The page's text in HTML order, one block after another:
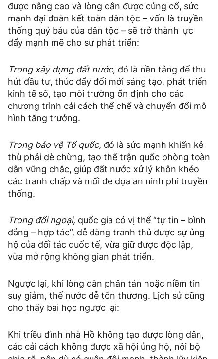
được nâng cao và lòng dân được củng cố, sức
mạnh đại đoàn kết toàn dân tộc – vốn là truyền
thống quý báu của dân tộc – sẽ trở thành lực
đẩy mạnh mẽ cho sự phát triển:
Trong xây dựng đất nước, đó là nền tảng để thu
hút đầu tư, thúc đẩy đổi mới sáng tạo, phát triển
kinh tế số, tạo môi trường ổn định cho các
chương trình cải cách thể chế và chuyển đổi mô
hình tăng trưởng.
Trong bảo vệ Tổ quốc, đó là sức mạnh khiến kẻ
thù phải dè chừng, tạo thế trận quốc phòng toàn
dân vững chắc, giúp đất nước xử lý khôn khéo
các tranh chấp và mối đe dọa an ninh phi truyền
thống.
Trong đối ngoại, quốc gia có vị thế “tự tin – bình
đẳng – hợp tác”, dễ dàng tranh thủ được sự ủng
hộ của đối tác quốc tế, vừa giữ được độc lập,
vừa mở rộng không gian phát triển.
Ngược lại, khi lòng dân phân tán hoặc niềm tin
suy giảm, thế nước dễ tổn thương. Lịch sử cũng
cho thấy bài học ngược lại:
Khi triều đình nhà Hồ không tạo được lòng dân,
các cải cách không được xã hội ủng hộ, nội bộ